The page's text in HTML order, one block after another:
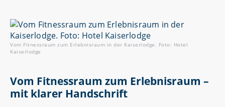
Vom Fitnessraum zum Erlebnisraum in der Kaiserlodge. Foto: Hotel
Kaiserlodge
Vom Fitnessraum zum Erlebnisraum –
mit klarer Handschrift